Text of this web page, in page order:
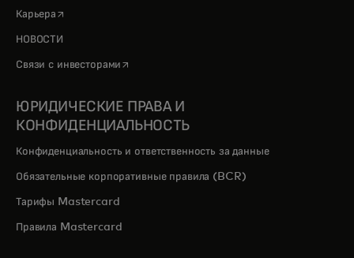
Карьера opens in a new tab
НОВОСТИ
Связи с инвесторами opens in a new tab
ЮРИДИЧЕСКИЕ ПРАВА И
КОНФИДЕНЦИАЛЬНОСТЬ
Конфиденциальность и ответственность за данные
Обязательные корпоративные правила (BCR)
Тарифы Mastercard
Правила Mastercard